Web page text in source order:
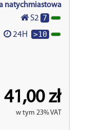
natychmiastowa
S2 7
24H >10
41,00 zł
w tym 23% VAT